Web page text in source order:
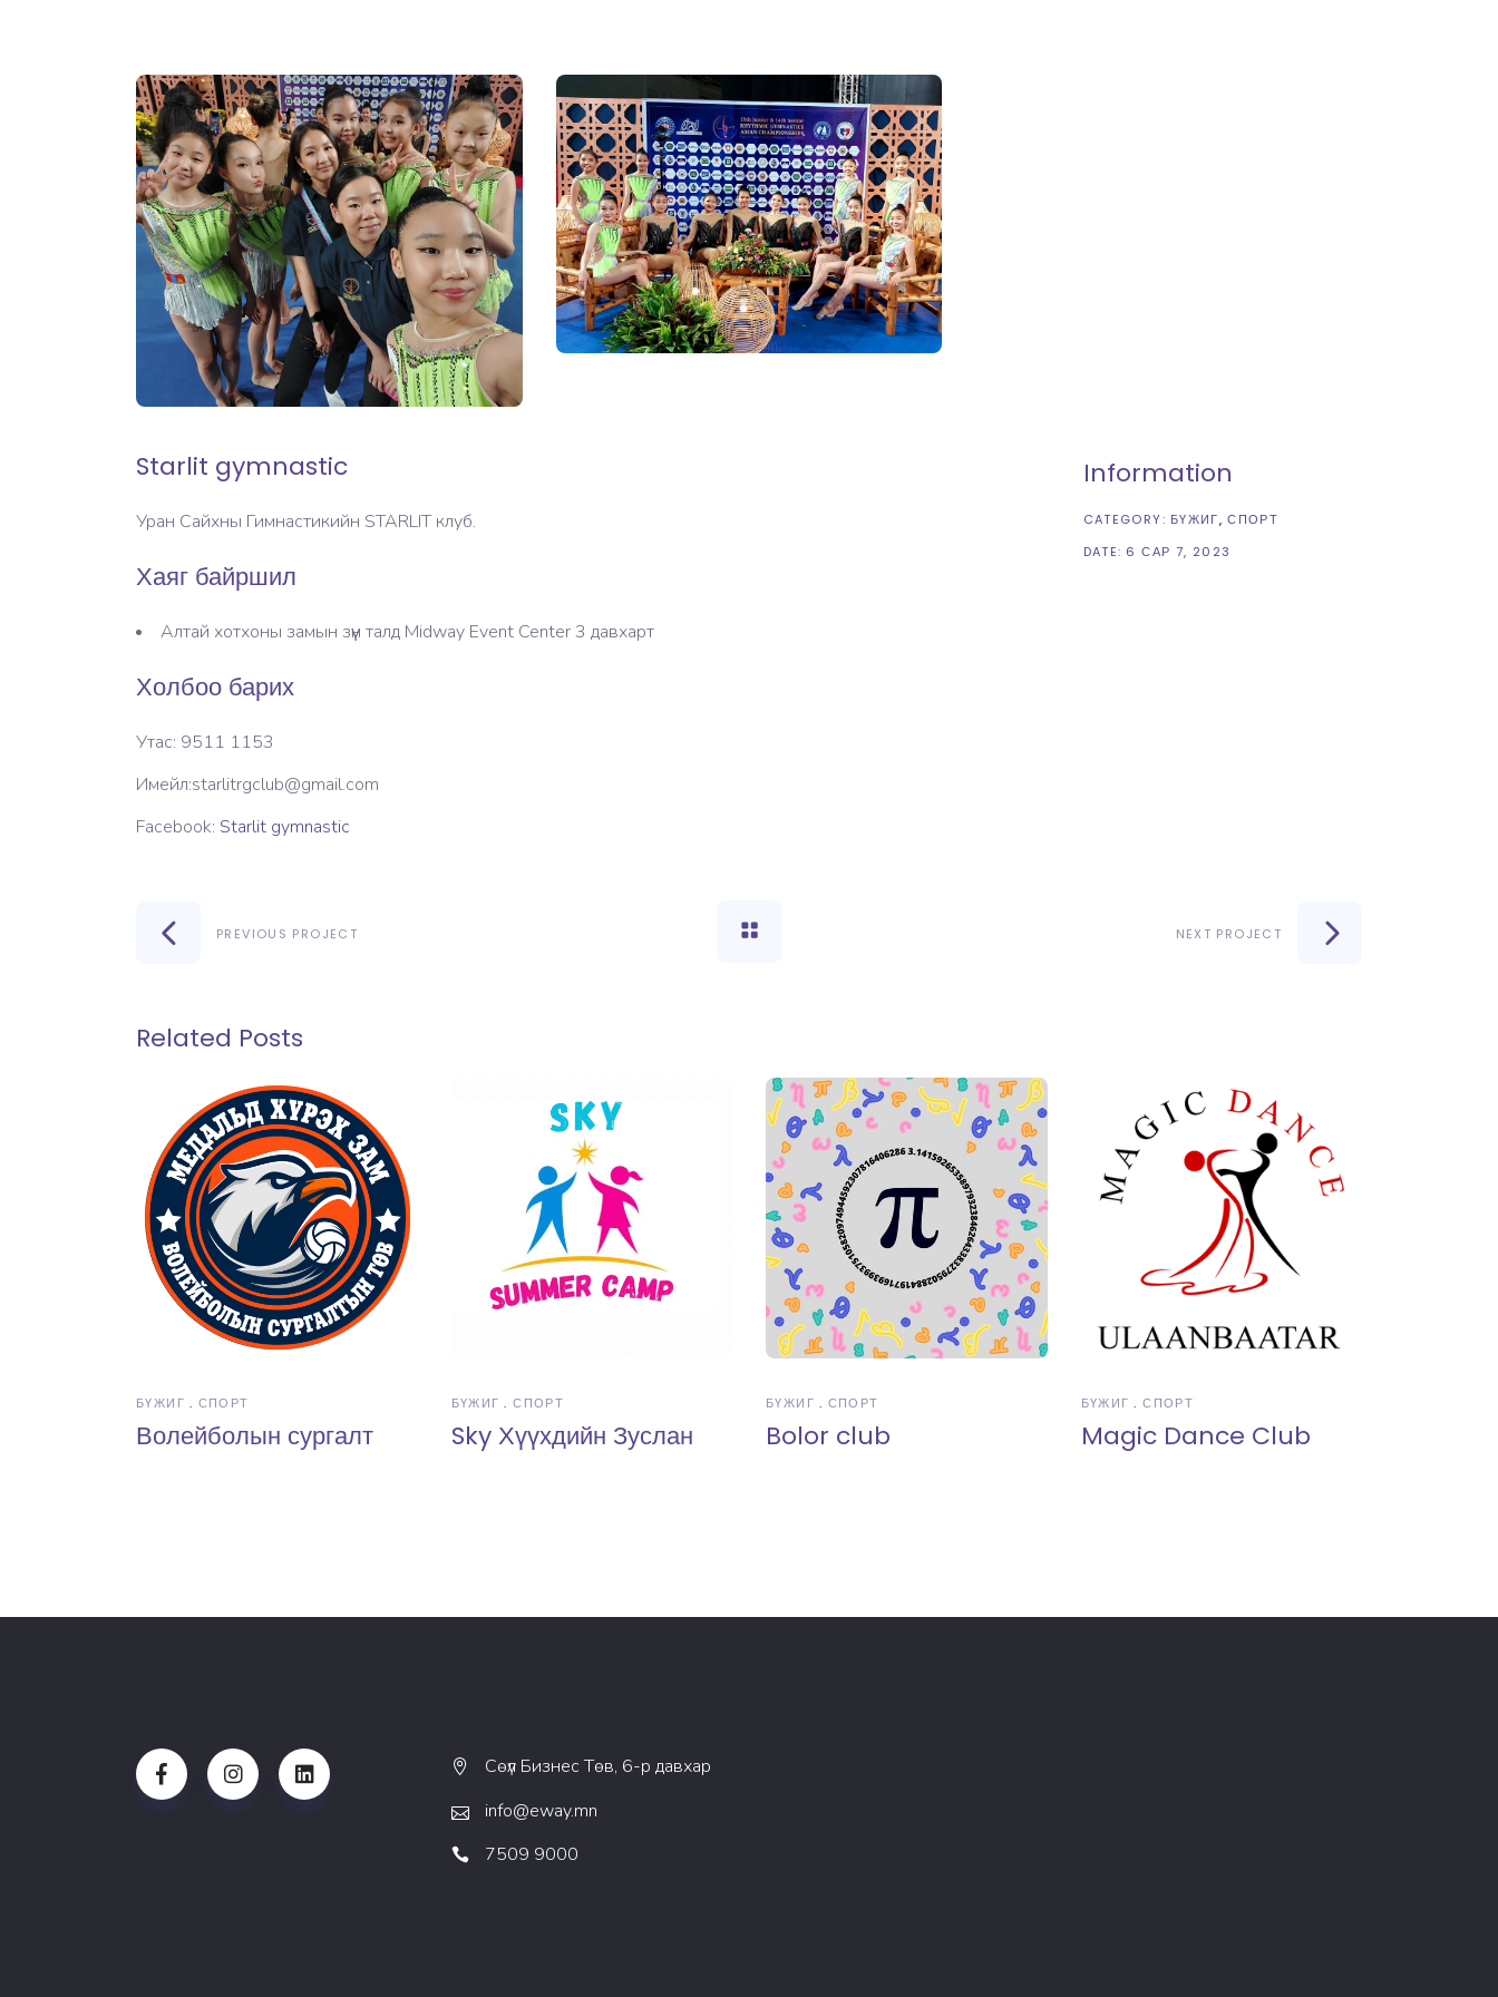
Starlit gymnastic
Уран Сайхны Гимнастикийн STARLIT клуб.
Хаяг байршил
Алтай хотхоны замын зүүн талд Midway Event Center 3 давхарт
Холбоо барих
Утас: 9511 1153
Имейл:starlitrgclub@gmail.com
Facebook: Starlit gymnastic
Information
CATEGORY: БҮЖИГ СПОРТ
DATE: 6 САР 7, 2023
PREVIOUS PROJECT NEXT PROJECT
Related Posts
БҮЖИГ СПОРТ
Волейболын сургалт
БҮЖИГ СПОРТ
Sky Хүүхдийн Зуслан
БҮЖИГ СПОРТ
Bolor club
БҮЖИГ СПОРТ
Magic Dance Club
Сөүл Бизнес Төв, 6-р давхар
info@eway.mn
7509 9000